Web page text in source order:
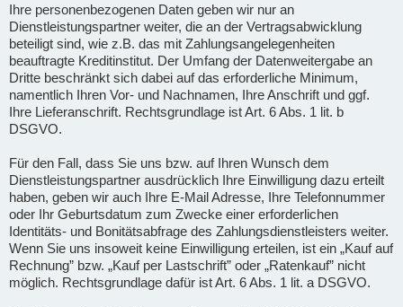
Ihre personenbezogenen Daten geben wir nur an
Dienstleistungspartner weiter, die an der Vertragsabwicklung
beteiligt sind, wie z.B. das mit Zahlungsangelegenheiten
beauftragte Kreditinstitut. Der Umfang der Datenweitergabe an
Dritte beschränkt sich dabei auf das erforderliche Minimum,
namentlich Ihren Vor- und Nachnamen, Ihre Anschrift und ggf.
Ihre Lieferanschrift. Rechtsgrundlage ist Art. 6 Abs. 1 lit. b
DSGVO.
Für den Fall, dass Sie uns bzw. auf Ihren Wunsch dem
Dienstleistungspartner ausdrücklich Ihre Einwilligung dazu erteilt
haben, geben wir auch Ihre E-Mail Adresse, Ihre Telefonnummer
oder Ihr Geburtsdatum zum Zwecke einer erforderlichen
Identitäts- und Bonitätsabfrage des Zahlungsdienstleisters weiter.
Wenn Sie uns insoweit keine Einwilligung erteilen, ist ein „Kauf auf
Rechnung” bzw. „Kauf per Lastschrift” oder „Ratenkauf” nicht
möglich. Rechtsgrundlage dafür ist Art. 6 Abs. 1 lit. a DSGVO.